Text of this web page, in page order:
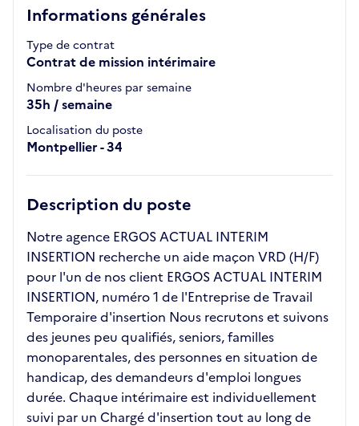
Informations générales
Type de contrat
Contrat de mission intérimaire
Nombre d'heures par semaine
35h / semaine
Localisation du poste
Montpellier - 34
Description du poste
Notre agence ERGOS ACTUAL INTERIM
INSERTION recherche un aide maçon VRD (H/F)
pour l'un de nos client ERGOS ACTUAL INTERIM
INSERTION, numéro 1 de l'Entreprise de Travail
Temporaire d'insertion Nous recrutons et suivons
des jeunes peu qualifiés, seniors, familles
monoparentales, des personnes en situation de
handicap, des demandeurs d'emploi longues
durée. Chaque intérimaire est individuellement
suivi par un Chargé d'insertion tout au long de